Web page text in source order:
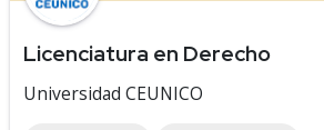
Licenciatura en Derecho
Universidad CEUNICO